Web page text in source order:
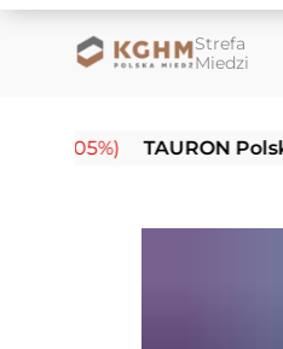
Strefa
Miedzi
TAURON Polska